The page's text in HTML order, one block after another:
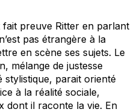
preuve Ritter en parlant
pas étrangère à la
en scène ses sujets. Le
mélange de justesse
stylistique, parait orienté
à la réalité sociale,
dont il raconte la vie. En